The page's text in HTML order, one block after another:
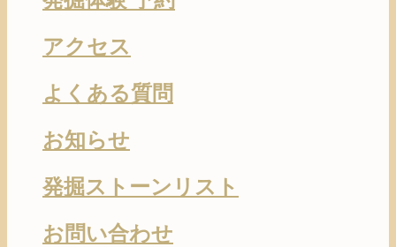
アクセス
よくある質問
お知らせ
発掘ストーンリスト
お問い合わせ